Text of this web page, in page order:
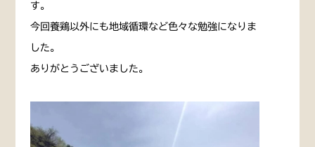
す。
今回養鶏以外にも地域循環など色々な勉強になりま
した。
ありがとうございました。